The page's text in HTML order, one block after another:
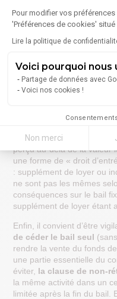
Pour modifier vos
'Préférences de cookies'
Lire la politique de
Voici pourquoi nous
Partage de données avec
Voici nos cookies !
Non merci
Axeptio consent
Plateforme de Gestion du
Notre plateforme vous
ATTENTION :la
déplafonnement du loyer !
bail, engageant les parties
fréquemment une clause
clause d’exclusivité ou
Selon votre activité, il est
Autre point de vigilance,le
alourdir la facture. Le pas
complémentaire, utilisée
perçu au-delà de la valeur
une forme de « droit
: supplément de loyer ou
ne sont pas les mêmes
conséquences sur le bail
supplément de loyer étant
Enfin, il convient d’être
de céder le bail seul
rendre la vente du fonds
une partie essentielle du
éviter, la clause de non-
la même activité dans un
limitée après la fin du bail.